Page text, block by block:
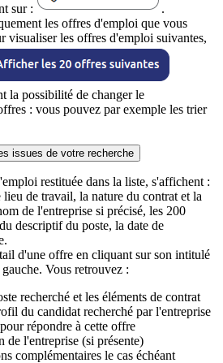
sur :
.
les offres d'emploi que vous
visualiser les offres d'emploi suivantes,
la possibilité de changer le
: vous pouvez par exemple les trier
issues de votre recherche
restituée dans la liste, s'affichent :
de travail, la nature du contrat et la
de l'entreprise si précisé, les 200
descriptif du poste, la date de
d'une offre en cliquant sur son intitulé
Vous retrouvez :
recherché et les éléments de contrat
du candidat recherché par l'entreprise
répondre à cette offre
de l'entreprise (si présente)
complémentaires le cas échéant